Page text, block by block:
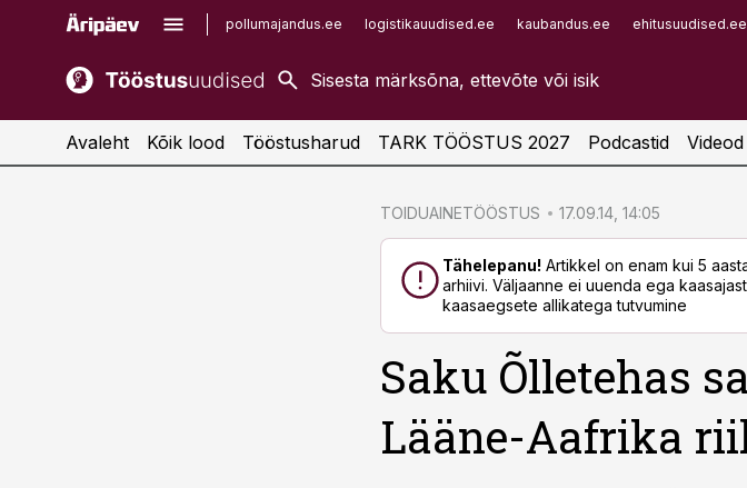
pollumajandus.ee logistikauudised.ee kaubandus.ee ehitusuudised.ee
kaubandus.ee
kinnisvarauudised.ee
imelineajalugu.ee
Infopank
Avaleht Kõik lood Tööstusharud TARK TÖÖSTUS 2027 Podcastid Videod
TOIDUAINETÖÖSTUS 17.09.14, 14:05
Tähelepanu! Artikkel on enam kui 5
arhiivi. Väljaanne ei uuenda ega
kaasaegsete allikatega tutvumine
Saku Õlletehas
Lääne-Aafrika